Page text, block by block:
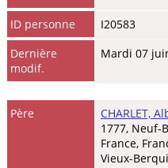
ID personne I20583
Dernière
modif.
Mardi 07
Père CHARLET,
1777, Neuf-
France,
Vieux-